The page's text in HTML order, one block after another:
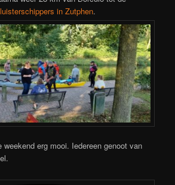
in Zutphen.
weekend erg mooi. Iedereen genoot van